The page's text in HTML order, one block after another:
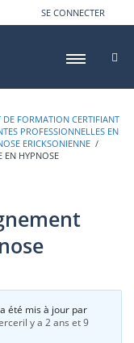
SE CONNECTER
FORMATION CERTIFIANT
PROFESSIONNELLES EN
ERICKSONIENNE
EN HYPNOSE
été mis à jour par
il y a 2 ans et 9